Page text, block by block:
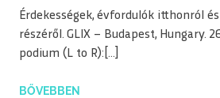
Érdekességek, évfordulók itthonról
részéről. GLIX – Budapest, Hungary.
podium (L to R):[…]
BŐVEBBEN